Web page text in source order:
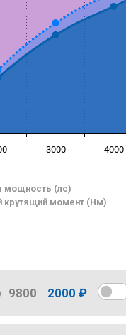
мощность (лс)
крутящий момент (Нм)
3000 4000
9800 2000 ₽